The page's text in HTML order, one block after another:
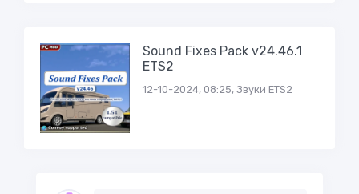
Sound Fixes Pack v24.46.1
ETS2
12-10-2024, 08:25, Звуки ETS2